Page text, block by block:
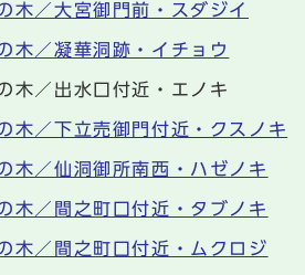
木／大宮御門前・スダジイ
木／凝華洞跡・イチョウ
木／出水口付近・エノキ
木／下立売御門付近・クスノキ
木／仙洞御所南西・ハゼノキ
木／間之町口付近・タブノキ
木／間之町口付近・ムクロジ